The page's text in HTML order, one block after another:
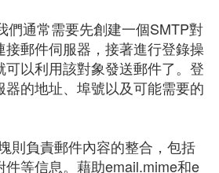
們通常需要先創建一個SMTP對
郵件伺服器，接著進行登錄操
以利用該對象發送郵件了。登
的地址、埠號以及可能需要的
則負責郵件內容的整合，包括
等信息。藉助email.mime和e